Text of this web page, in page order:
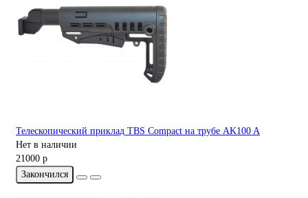
Телескопический приклад TBS Compact на трубе AK100 A
Нет в наличии
21000 р
Закончился